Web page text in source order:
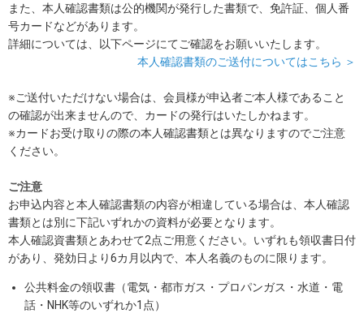
また、本人確認書類は公的機関が発行した書類で、免許証、個人番
号カードなどがあります。
詳細については、以下ページにてご確認をお願いいたします。
本人確認書類のご送付についてはこちら ＞
※ご送付いただけない場合は、会員様が申込者ご本人様であること
の確認が出来ませんので、カードの発行はいたしかねます。
※カードお受け取りの際の本人確認書類とは異なりますのでご注意
ください。
ご注意
お申込内容と本人確認書類の内容が相違している場合は、本人確認
書類とは別に下記いずれかの資料が必要となります。
本人確認資書類とあわせて2点ご用意ください。いずれも領収書日付
があり、発効日より6カ月以内で、本人名義のものに限ります。
公共料金の領収書（電気・都市ガス・プロパンガス・水道・電
話・NHK等のいずれか1点）